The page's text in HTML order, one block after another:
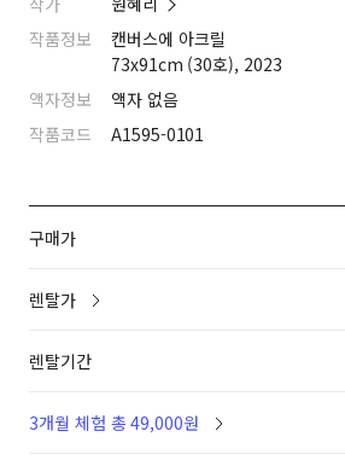
작품정보
캔버스에 아크릴
73x91cm (30호), 2023
액자정보
액자 없음
작품코드
A1595-0101
구매가
렌탈가
렌탈기간
3개월 체험 총 49,000원